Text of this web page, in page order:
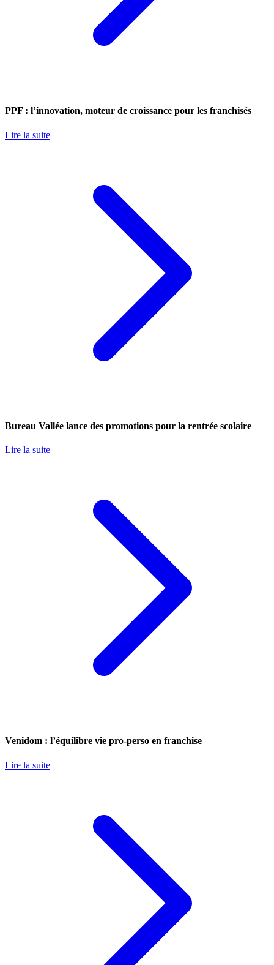
PPF : l’innovation, moteur de croissance pour les franchisés
Lire la suite
Bureau Vallée lance des promotions pour la rentrée scolaire
Lire la suite
Venidom : l’équilibre vie pro-perso en franchise
Lire la suite